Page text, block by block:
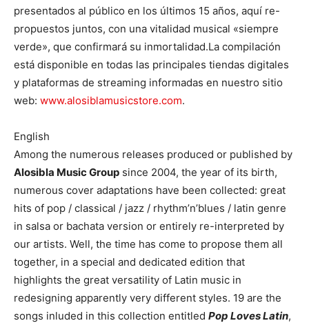
presentados al público en los últimos 15 años, aquí re-
propuestos juntos, con una vitalidad musical «siempre
verde», que confirmará su inmortalidad.La compilación
está disponible en todas las principales tiendas digitales
y plataformas de streaming informadas en nuestro sitio
web: www.alosiblamusicstore.com.
English
Among the numerous releases produced or published by
Alosibla Music Group since 2004, the year of its birth,
numerous cover adaptations have been collected: great
hits of pop / classical / jazz / rhythm’n’blues / latin genre
in salsa or bachata version or entirely re-interpreted by
our artists. Well, the time has come to propose them all
together, in a special and dedicated edition that
highlights the great versatility of Latin music in
redesigning apparently very different styles. 19 are the
songs inluded in this collection entitled Pop Loves Latin,